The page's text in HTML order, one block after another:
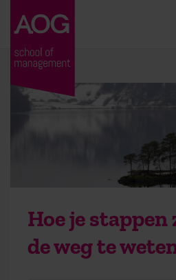
Hoe je stappen
de weg te